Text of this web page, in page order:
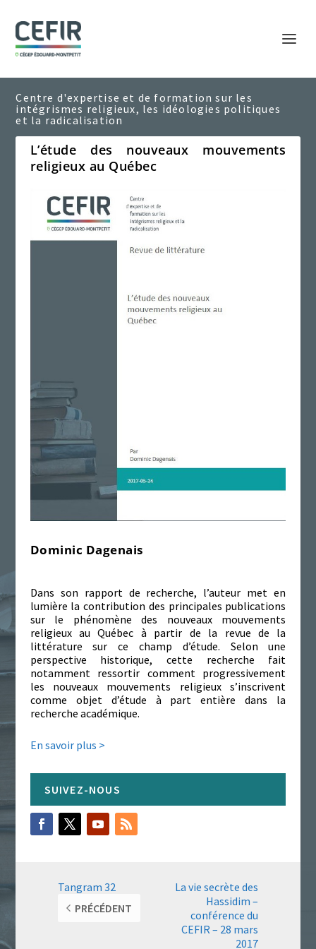
L’étude des nouveaux mouvements
religieux au Québec
Dominic Dagenais
Dans son rapport de recherche, l’auteur met en
lumière la contribution des principales publications
sur le phénomène des nouveaux mouvements
religieux au Québec à partir de la revue de la
littérature sur ce champ d’étude. Selon une
perspective historique, cette recherche fait
notamment ressortir comment progressivement
les nouveaux mouvements religieux s’inscrivent
comme objet d’étude à part entière dans la
recherche académique.
En savoir plus >
Tangram 32
PRÉCÉDENT
La vie secrète des
Hassidim –
conférence du
CEFIR – 28 mars
2017